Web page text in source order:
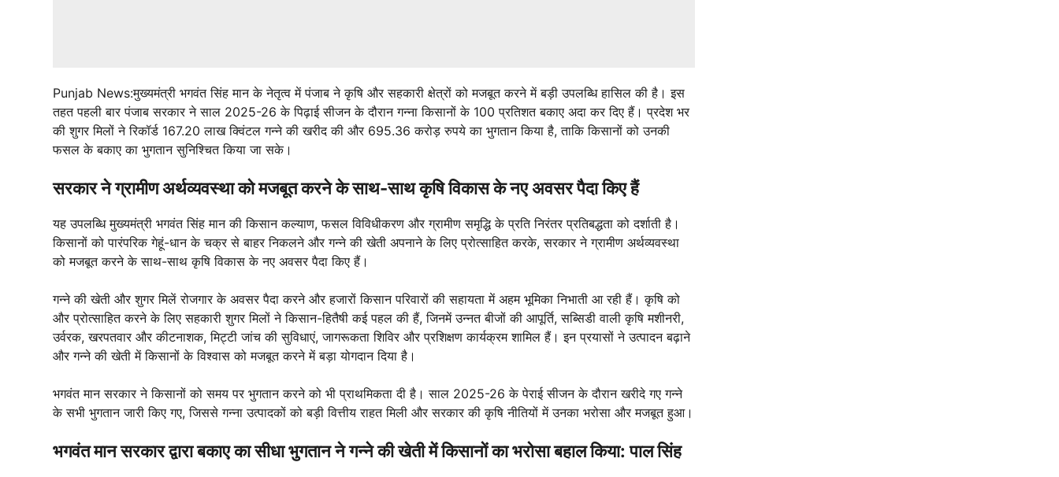
Punjab News:मुख्यमंत्री भगवंत सिंह मान के नेतृत्व में पंजाब ने कृषि और सहकारी क्षेत्रों को मजबूत करने में बड़ी उपलब्धि हासिल की है। इस
तहत पहली बार पंजाब सरकार ने साल 2025-26 के पिढ़ाई सीजन के दौरान गन्ना किसानों के 100 प्रतिशत बकाए अदा कर दिए हैं। प्रदेश भर
की शुगर मिलों ने रिकॉर्ड 167.20 लाख क्विंटल गन्ने की खरीद की और 695.36 करोड़ रुपये का भुगतान किया है, ताकि किसानों को उनकी
फसल के बकाए का भुगतान सुनिश्चित किया जा सके।
सरकार ने ग्रामीण अर्थव्यवस्था को मजबूत करने के साथ-साथ कृषि विकास के नए अवसर पैदा किए हैं
यह उपलब्धि मुख्यमंत्री भगवंत सिंह मान की किसान कल्याण, फसल विविधीकरण और ग्रामीण समृद्धि के प्रति निरंतर प्रतिबद्धता को दर्शाती है।
किसानों को पारंपरिक गेहूं-धान के चक्र से बाहर निकलने और गन्ने की खेती अपनाने के लिए प्रोत्साहित करके, सरकार ने ग्रामीण अर्थव्यवस्था
को मजबूत करने के साथ-साथ कृषि विकास के नए अवसर पैदा किए हैं।
गन्ने की खेती और शुगर मिलें रोजगार के अवसर पैदा करने और हजारों किसान परिवारों की सहायता में अहम भूमिका निभाती आ रही हैं। कृषि को
और प्रोत्साहित करने के लिए सहकारी शुगर मिलों ने किसान-हितैषी कई पहल की हैं, जिनमें उन्नत बीजों की आपूर्ति, सब्सिडी वाली कृषि मशीनरी,
उर्वरक, खरपतवार और कीटनाशक, मिट्टी जांच की सुविधाएं, जागरूकता शिविर और प्रशिक्षण कार्यक्रम शामिल हैं। इन प्रयासों ने उत्पादन बढ़ाने
और गन्ने की खेती में किसानों के विश्वास को मजबूत करने में बड़ा योगदान दिया है।
भगवंत मान सरकार ने किसानों को समय पर भुगतान करने को भी प्राथमिकता दी है। साल 2025-26 के पेराई सीजन के दौरान खरीदे गए गन्ने
के सभी भुगतान जारी किए गए, जिससे गन्ना उत्पादकों को बड़ी वित्तीय राहत मिली और सरकार की कृषि नीतियों में उनका भरोसा और मजबूत हुआ।
भगवंत मान सरकार द्वारा बकाए का सीधा भुगतान ने गन्ने की खेती में किसानों का भरोसा बहाल किया: पाल सिंह